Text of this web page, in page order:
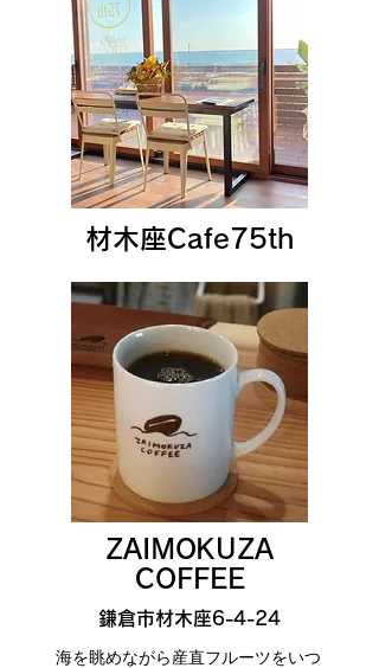
材木座Cafe75th
ZAIMOKUZA
COFFEE
鎌倉市材木座6-4-24
海を眺めながら産直フルーツをいつ